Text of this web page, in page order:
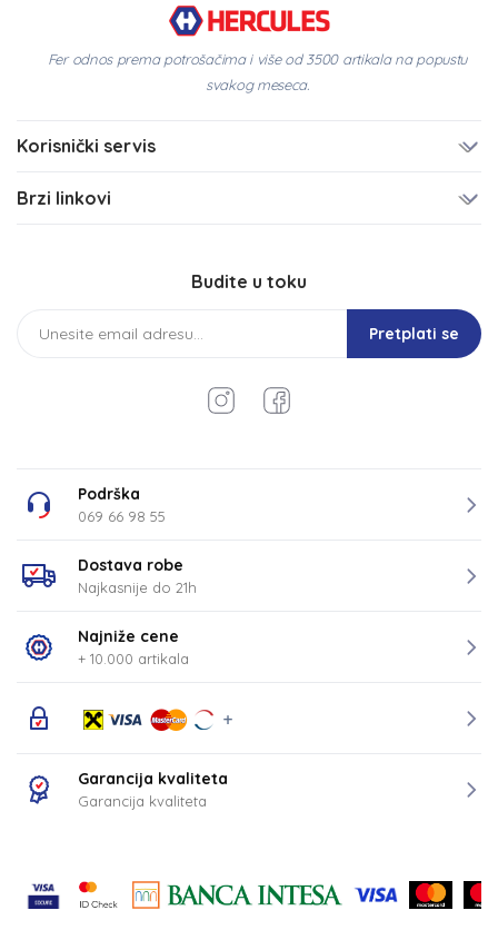
Fer odnos prema potrošačima i više od 3500 artikala na popustu
svakog meseca.
Korisnički servis
Brzi linkovi
Budite u toku
Pretplati se
Podrška
069 66 98 55
Dostava robe
Najkasnije do 21h
Najniže cene
+ 10.000 artikala
Garancija kvaliteta
Garancija kvaliteta